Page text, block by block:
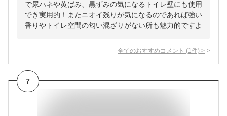
で尿ハネや黄ばみ、黒ずみの気になるトイレ壁にも使用
でき実用的！またニオイ残りが気になるのであれば強い
香りやトイレ空間の匂い混ざりがない所も魅力的ですよ
全てのおすすめコメント (1 件) >
7